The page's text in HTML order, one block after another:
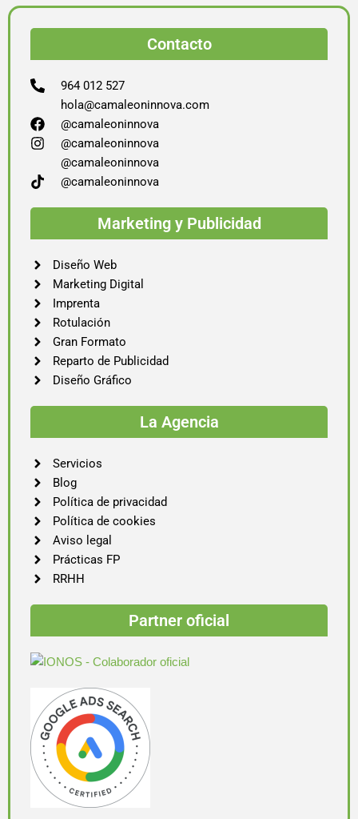
Contacto
964 012 527
hola@camaleoninnova.com
@camaleoninnova
@camaleoninnova
@camaleoninnova
@camaleoninnova
Marketing y Publicidad
Diseño Web
Marketing Digital
Imprenta
Rotulación
Gran Formato
Reparto de Publicidad
Diseño Gráfico
La Agencia
Servicios
Blog
Política de privacidad
Política de cookies
Aviso legal
Prácticas FP
RRHH
Partner oficial